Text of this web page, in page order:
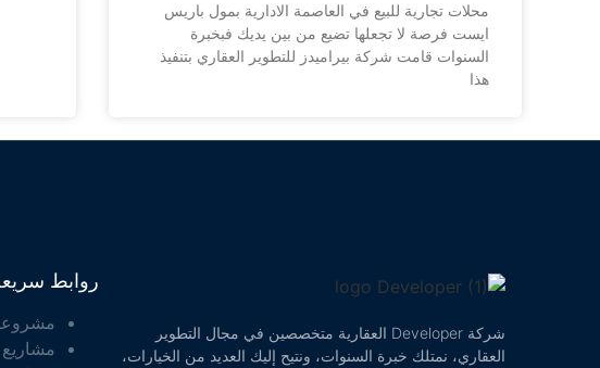
محلات تجارية للبيع في العاصمة الادارية بمول باريس
ايست فرصة لا تجعلها تضيع من بين يديك فبخبرة
السنوات قامت شركة بيراميدز للتطوير العقاري بتنفيذ
هذا
شركة Developer العقارية متخصصين في مجال التطوير
العقاري، نمتلك خبرة السنوات، ونتيح إليك العديد من الخيارات،
روابط
مشاريع